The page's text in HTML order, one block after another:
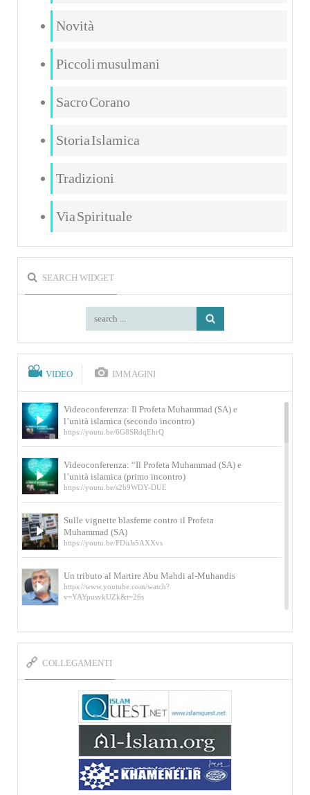
Novità
Piccoli musulmani
Sacro Corano
Storia Islamica
Tradizioni
Via Spirituale
SEARCH WIDGET
VIDEO IMMAGINI
Videoconferenza: Il Profeta Muhammad (SA) e
l’unità islamica (secondo incontro)
https://youtu.be/6G8SRdqEhrQ
Videoconferenza: “Il Profeta Muhammad (SA) e
l’unità islamica (primo incontro)
https://youtu.be/s2b9WDY-DUE
Sulle vignette blasfeme contro il Profeta
Muhammad (SA)
https://youtu.be/FDuJs5AXXvs
Un tributo al Martire Abu Mahdi al-Muhandis
https://www.youtube.com/watch?
v=YAYpusvkUZk&t=26s
L’Abluzione rituale (wudu) secondo l’Imam Alì
e l’Imam Khomeini
della figlia di un martire
https://www.youtube.com/watch?
v=-5nPSxbf9l0&t=103s
Sheykh Abbas Di Palma sui martiri Qassem
Soleimani e Abu Mahdi Al-Muhandis
https://youtu.be/Y6SIP2PIht4 Video del discorso tenuto
dallo Sheykh Abbas Di Palma in ...
COLLEGAMENTI